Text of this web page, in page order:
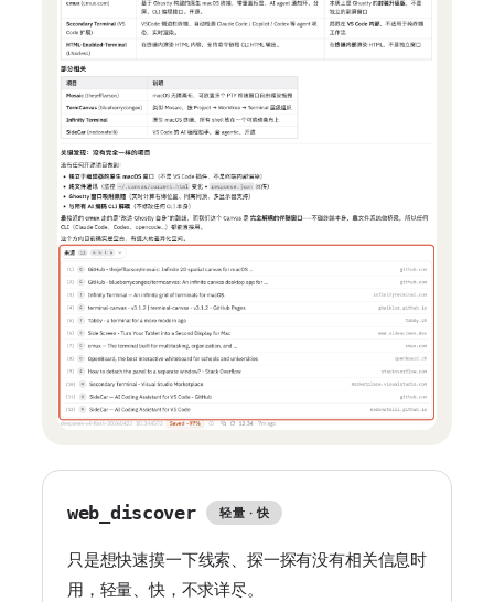
web_discover 轻量 · 快
只是想快速摸一下线索、探一探有没有相关信息时
用，轻量、快，不求详尽。